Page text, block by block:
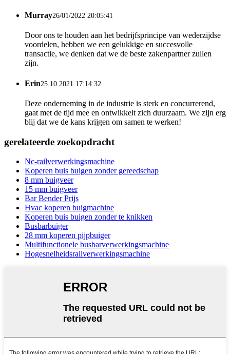
Murray26/01/2022 20:05:41
Door ons te houden aan het bedrijfsprincipe van wederzijdse
voordelen, hebben we een gelukkige en succesvolle
transactie, we denken dat we de beste zakenpartner zullen
zijn.
Erin25.10.2021 17:14:32
Deze onderneming in de industrie is sterk en concurrerend,
gaat met de tijd mee en ontwikkelt zich duurzaam. We zijn erg
blij dat we de kans krijgen om samen te werken!
gerelateerde zoekopdracht
Nc-railverwerkingsmachine
Koperen buis buigen zonder gereedschap
8 mm buigveer
15 mm buigveer
Bar Bender Prijs
Hvac koperen buigmachine
Koperen buis buigen zonder te knikken
Busbarbuiger
28 mm koperen pijpbuiger
Multifunctionele busbarverwerkingsmachine
Hogesnelheidsrailverwerkingsmachine